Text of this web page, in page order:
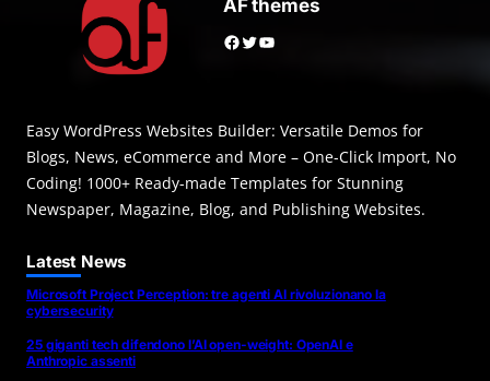
AF themes
Facebook Twitter YouTube
Easy WordPress Websites Builder: Versatile Demos for
Blogs, News, eCommerce and More – One-Click Import, No
Coding! 1000+ Ready-made Templates for Stunning
Newspaper, Magazine, Blog, and Publishing Websites.
Latest News
Microsoft Project Perception: tre agenti AI rivoluzionano la
cybersecurity
25 giganti tech difendono l’AI open-weight: OpenAI e
Anthropic assenti